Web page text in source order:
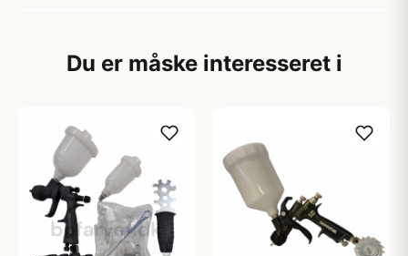
Du er måske interesseret i